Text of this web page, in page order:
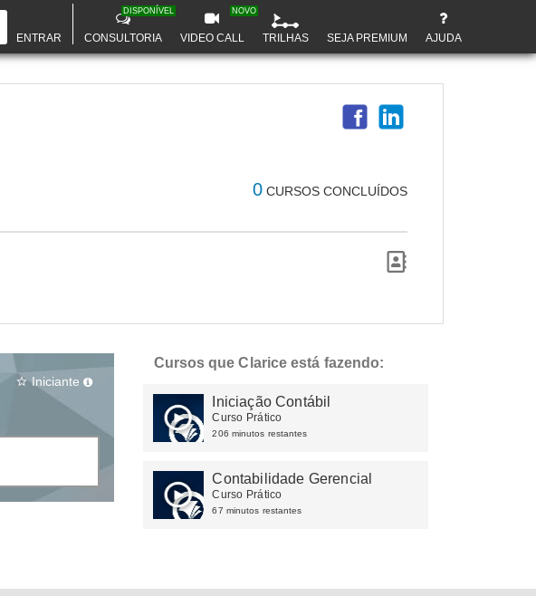
ENTRAR CONSULTORIA
DISPONÍVEL
VIDEO CALL
NOVO
TRILHAS SEJA PREMIUM AJUDA
0 CURSOS CONCLUÍDOS
star_border Iniciante
Cursos que Clarice está fazendo:
Iniciação Contábil
Curso Prático
206 minutos restantes
Contabilidade Gerencial
Curso Prático
67 minutos restantes